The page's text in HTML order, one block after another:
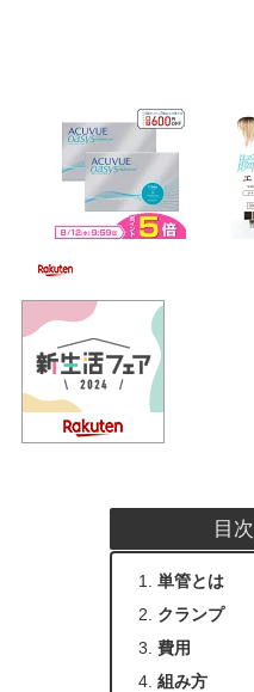
目次
単管とは
クランプ
費用
組み方